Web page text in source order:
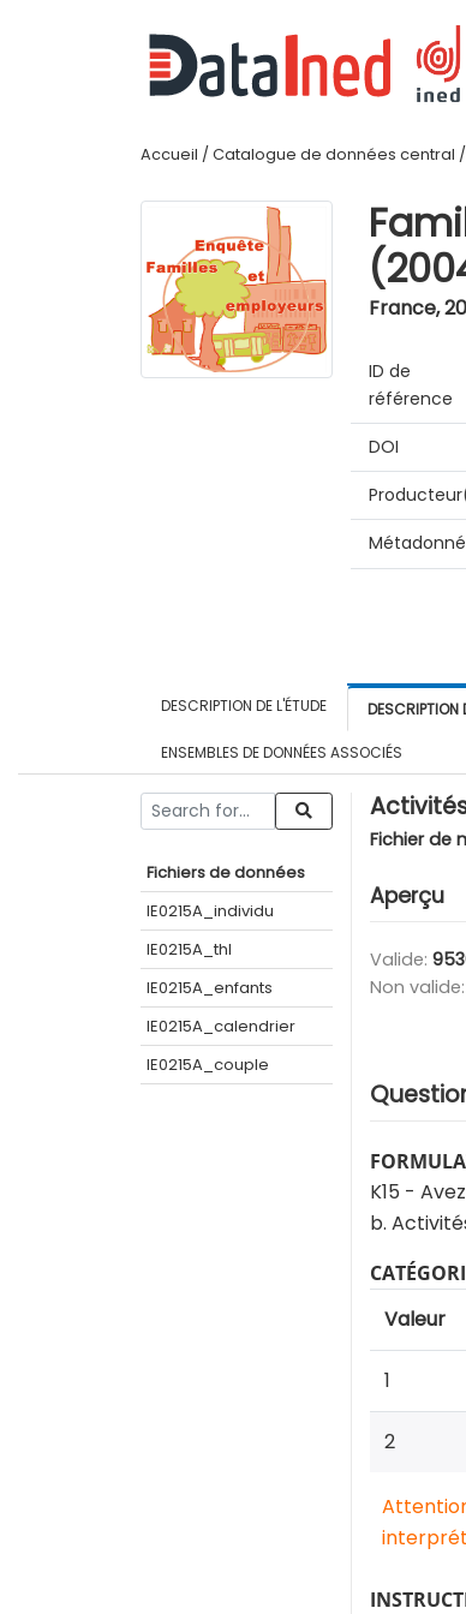
Accueil / Catalogue de données central /
France,
ID de
référence
DOI
DESCRIPTION DE L'ÉTUDE DESCRIPTION
ENSEMBLES DE DONNÉES ASSOCIÉS
Fichiers de données
IE0215A_individu
IE0215A_thl
IE0215A_enfants
IE0215A_calendrier
IE0215A_couple
Fichier de
Aperçu
Valide:
Non valide:
K15 -
b.
Valeur
1
2